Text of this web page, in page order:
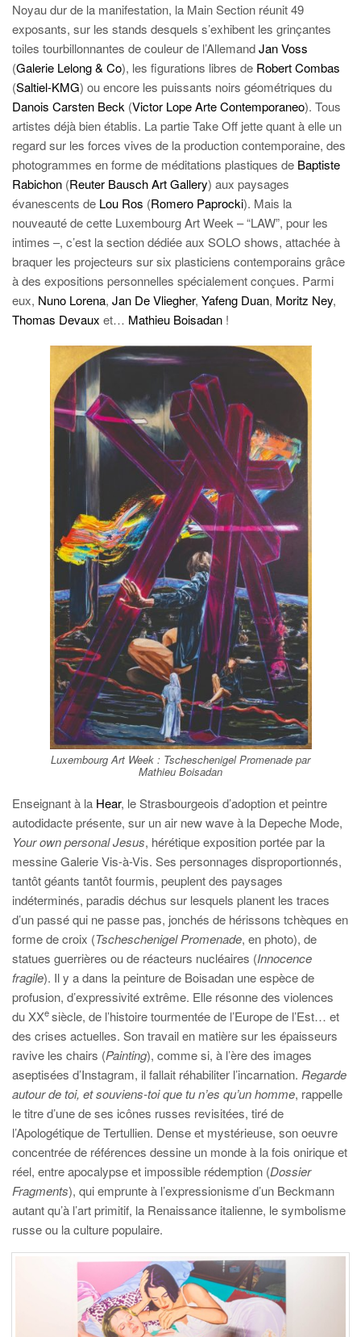
Noyau dur de la manifestation, la Main Section réunit 49
exposants, sur les stands desquels s’exhibent les grinçantes
toiles tourbillonnantes de couleur de l’AllemandJan Voss
(Galerie Lelong & Co), les figurations libres de Robert Combas
(Saltiel-KMG) ou encore les puissants noirs géométriques du
Danois Carsten Beck (Victor Lope Arte Contemporaneo). Tous
artistes déjà bien établis. La partie Take Off jette quant à elle un
regard sur les forces vives de la production contemporaine, des
photogrammes en forme de méditations plastiques de Baptiste
Rabichon (Reuter Bausch Art Gallery) aux paysages
évanescents de Lou Ros (Romero Paprocki). Mais la
nouveauté de cette Luxembourg Art Week – “LAW”, pour les
intimes –, c’est la section dédiée aux SOLO shows, attachée à
braquer les projecteurs sur six plasticiens contemporains grâce
à des expositions personnelles spécialement conçues. Parmi
eux, Nuno Lorena, Jan De Vliegher, Yafeng Duan, Moritz Ney,
Thomas Devaux et… Mathieu Boisadan !
Luxembourg Art Week : Tscheschenigel Promenade par
Mathieu Boisadan
Enseignant à la Hear, le Strasbourgeois d’adoption et peintre
autodidacte présente, sur un air new wave à la Depeche Mode,
Your own personal Jesus, hérétique exposition portée par la
messine Galerie Vis-à-Vis. Ses personnages disproportionnés,
tantôt géants tantôt fourmis, peuplent des paysages
indéterminés, paradis déchus sur lesquels planent les traces
d’un passé qui ne passe pas, jonchés de hérissons tchèques en
forme de croix (Tscheschenigel Promenade, en photo), de
statues guerrières ou de réacteurs nucléaires (Innocence
fragile). Il y a dans la peinture de Boisadan une espèce de
profusion, d’expressivité extrême. Elle résonne des violences
du XXesiècle, de l’histoire tourmentée de l’Europe de l’Est… et
des crises actuelles. Son travail en matière sur les épaisseurs
ravive les chairs (Painting), comme si, à l’ère des images
aseptisées d’Instagram, il fallait réhabiliter l’incarnation. Regarde
autour de toi, et souviens-toi que tu n’es qu’un homme, rappelle
le titre d’une de ses icônes russes revisitées, tiré de
l’Apologétique de Tertullien. Dense et mystérieuse, son oeuvre
concentrée de références dessine un monde à la fois onirique et
réel, entre apocalypse et impossible rédemption (Dossier
Fragments), qui emprunte à l’expressionisme d’un Beckmann
autant qu’à l’art primitif, la Renaissance italienne, le symbolisme
russe ou la culture populaire.